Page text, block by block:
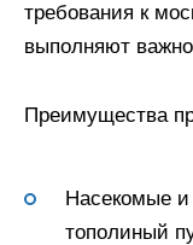
требования к
выполняют
Преимущества
Насекомые и
тополиный